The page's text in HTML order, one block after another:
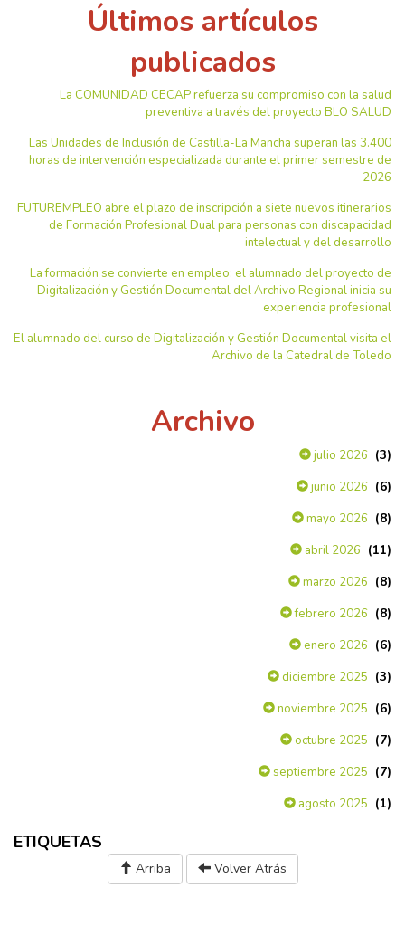
Últimos artículos
publicados
La COMUNIDAD CECAP refuerza su compromiso con la salud
preventiva a través del proyecto BLO SALUD
Las Unidades de Inclusión de Castilla-La Mancha superan las 3.400
horas de intervención especializada durante el primer semestre de
2026
FUTUREMPLEO abre el plazo de inscripción a siete nuevos itinerarios
de Formación Profesional Dual para personas con discapacidad
intelectual y del desarrollo
La formación se convierte en empleo: el alumnado del proyecto de
Digitalización y Gestión Documental del Archivo Regional inicia su
experiencia profesional
El alumnado del curso de Digitalización y Gestión Documental visita el
Archivo de la Catedral de Toledo
Archivo
julio 2026 (3)
junio 2026 (6)
mayo 2026 (8)
abril 2026 (11)
marzo 2026 (8)
febrero 2026 (8)
enero 2026 (6)
diciembre 2025 (3)
noviembre 2025 (6)
octubre 2025 (7)
septiembre 2025 (7)
agosto 2025 (1)
ETIQUETAS
Arriba Volver Atrás